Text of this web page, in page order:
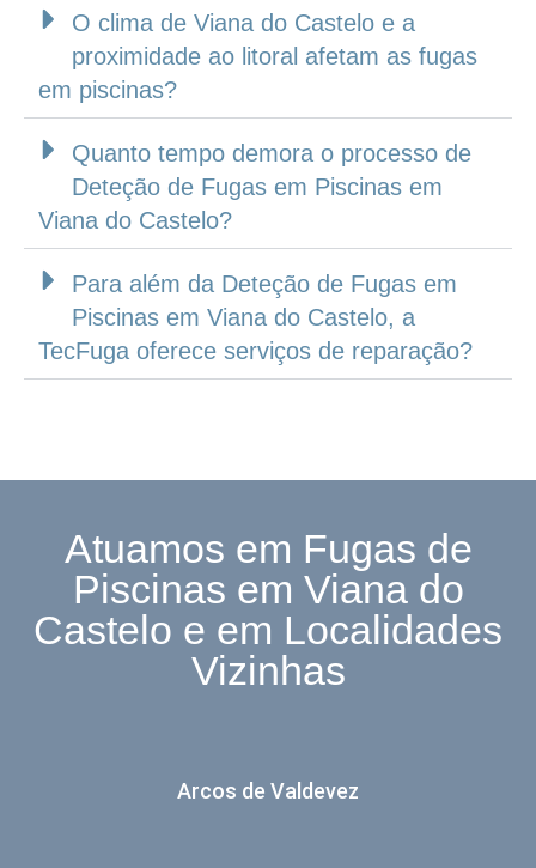
O clima de Viana do Castelo e a
proximidade ao litoral afetam as fugas
em piscinas?
Quanto tempo demora o processo de
Deteção de Fugas em Piscinas em
Viana do Castelo?
Para além da Deteção de Fugas em
Piscinas em Viana do Castelo, a
TecFuga oferece serviços de reparação?
Atuamos em Fugas de
Piscinas em Viana do
Castelo e em Localidades
Vizinhas
Arcos de Valdevez